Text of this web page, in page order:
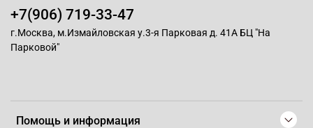
Помощь и информация
+7(906) 719-33-47
г.Москва, м.Измайловская у.3-я Парковая д. 41А БЦ "На
Парковой"